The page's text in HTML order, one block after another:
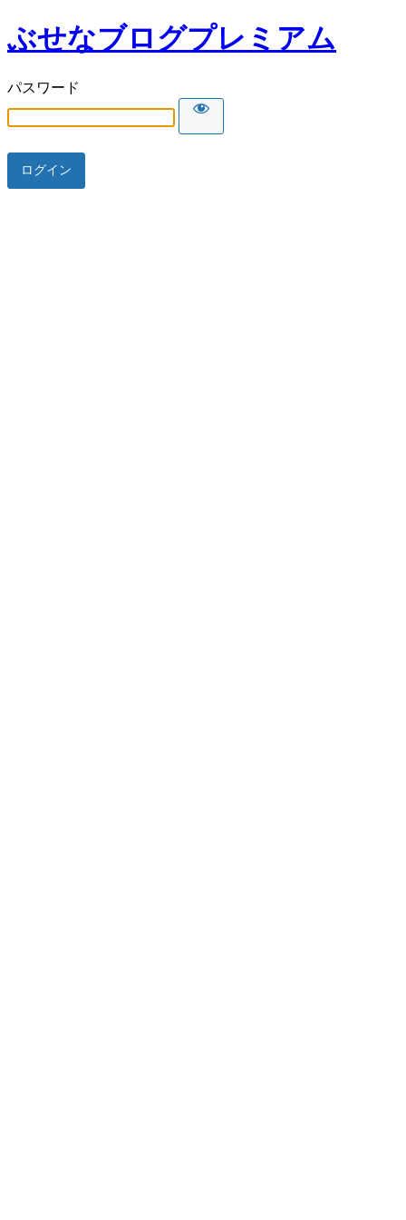
ぶせなブログプレミアム
パスワード